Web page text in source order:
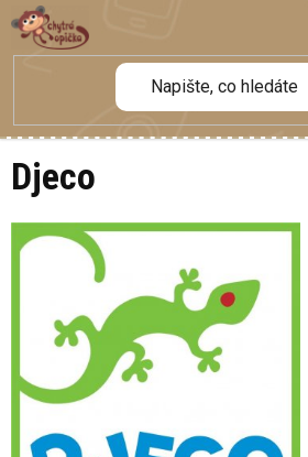
Přejít
na
obsah
Djeco